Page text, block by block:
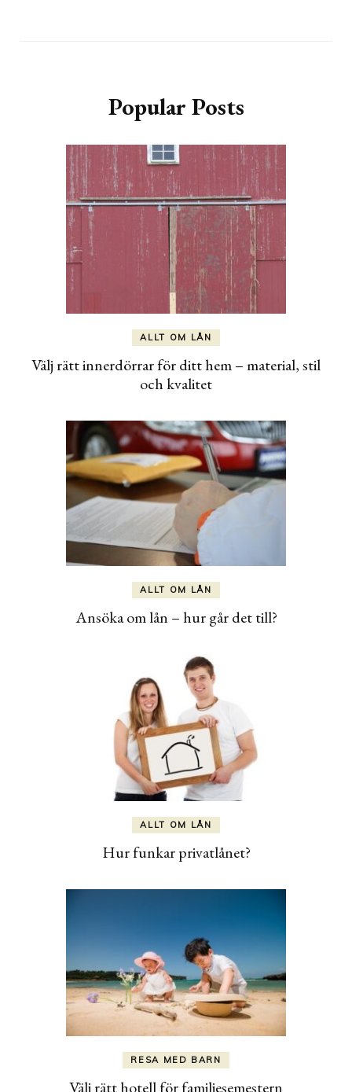
Popular Posts
ALLT OM LÅN
Välj rätt innerdörrar för ditt hem – material, stil
och kvalitet
ALLT OM LÅN
Ansöka om lån – hur går det till?
ALLT OM LÅN
Hur funkar privatlånet?
RESA MED BARN
Välj rätt hotell för familjesemestern